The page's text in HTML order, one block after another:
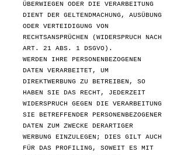
ÜBERWIEGEN ODER DIE VERARBEITUNG
DIENT DER GELTENDMACHUNG, AUSÜBUNG
ODER VERTEIDIGUNG VON
RECHTSANSPRÜCHEN (WIDERSPRUCH NACH
ART. 21 ABS. 1 DSGVO).
WERDEN IHRE PERSONENBEZOGENEN
DATEN VERARBEITET, UM
DIREKTWERBUNG ZU BETREIBEN, SO
HABEN SIE DAS RECHT, JEDERZEIT
WIDERSPRUCH GEGEN DIE VERARBEITUNG
SIE BETREFFENDER PERSONENBEZOGENER
DATEN ZUM ZWECKE DERARTIGER
WERBUNG EINZULEGEN; DIES GILT AUCH
FÜR DAS PROFILING, SOWEIT ES MIT